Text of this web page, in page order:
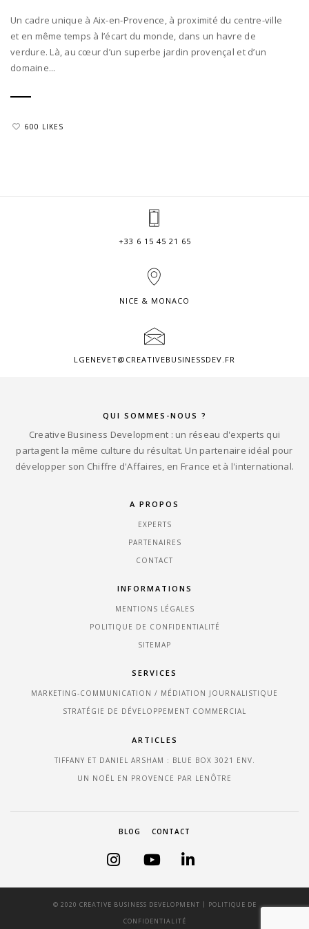
Un cadre unique à Aix-en-Provence, à proximité du centre-ville
et en même temps à l’écart du monde, dans un havre de
verdure. Là, au cœur d’un superbe jardin provençal et d’un
domaine...
600 LIKES
+33 6 15 45 21 65
NICE & MONACO
LGENEVET@CREATIVEBUSINESSDEV.FR
QUI SOMMES-NOUS ?
Creative Business Development : un réseau d'experts qui
partagent la même culture du résultat. Un partenaire idéal pour
développer son Chiffre d'Affaires, en France et à l'international.
A PROPOS
EXPERTS
PARTENAIRES
CONTACT
INFORMATIONS
MENTIONS LÉGALES
POLITIQUE DE CONFIDENTIALITÉ
SITEMAP
SERVICES
MARKETING-COMMUNICATION / MÉDIATION JOURNALISTIQUE
STRATÉGIE DE DÉVELOPPEMENT COMMERCIAL
ARTICLES
TIFFANY ET DANIEL ARSHAM : BLUE BOX 3021 ENV.
UN NOËL EN PROVENCE PAR LENÔTRE
BLOG CONTACT
© 2020 CREATIVE BUSINESS DEVELOPMENT | POLITIQUE DE
CONFIDENTIALITÉ